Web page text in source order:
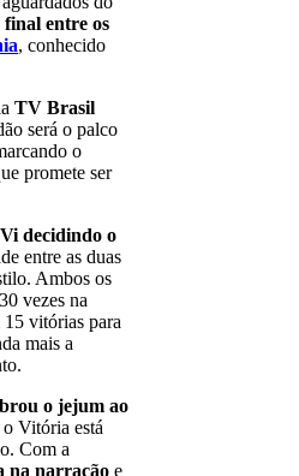
final entre os
, conhecido
TV Brasil
será o palco
o
promete ser
decidindo o
entre as duas
Ambos os
vezes na
vitórias para
mais a
o jejum ao
o Vitória está
Com a
na narração e